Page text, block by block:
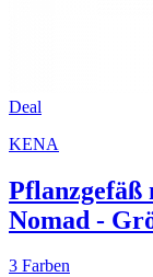
Deal
KENA
Nomad -
3 Farben